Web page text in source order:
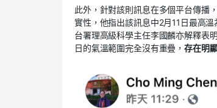
此外，針對該則訊息在多個平台傳播
實性，他指出該訊息中2月11日最高
台署理高級科學主任李國麟亦解釋表
日的氣溫範圍完全沒有重疊，存在明